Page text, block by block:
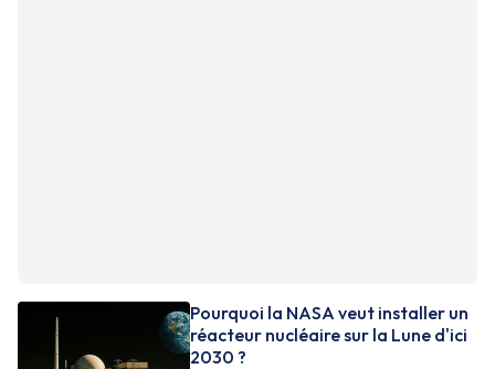
Pourquoi la NASA veut installer un
réacteur nucléaire sur la Lune d'ici
2030 ?